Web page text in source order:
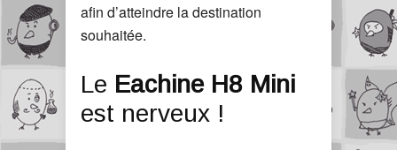
afin d’atteindre la destination
souhaitée.
Le Eachine H8 Mini
est nerveux !